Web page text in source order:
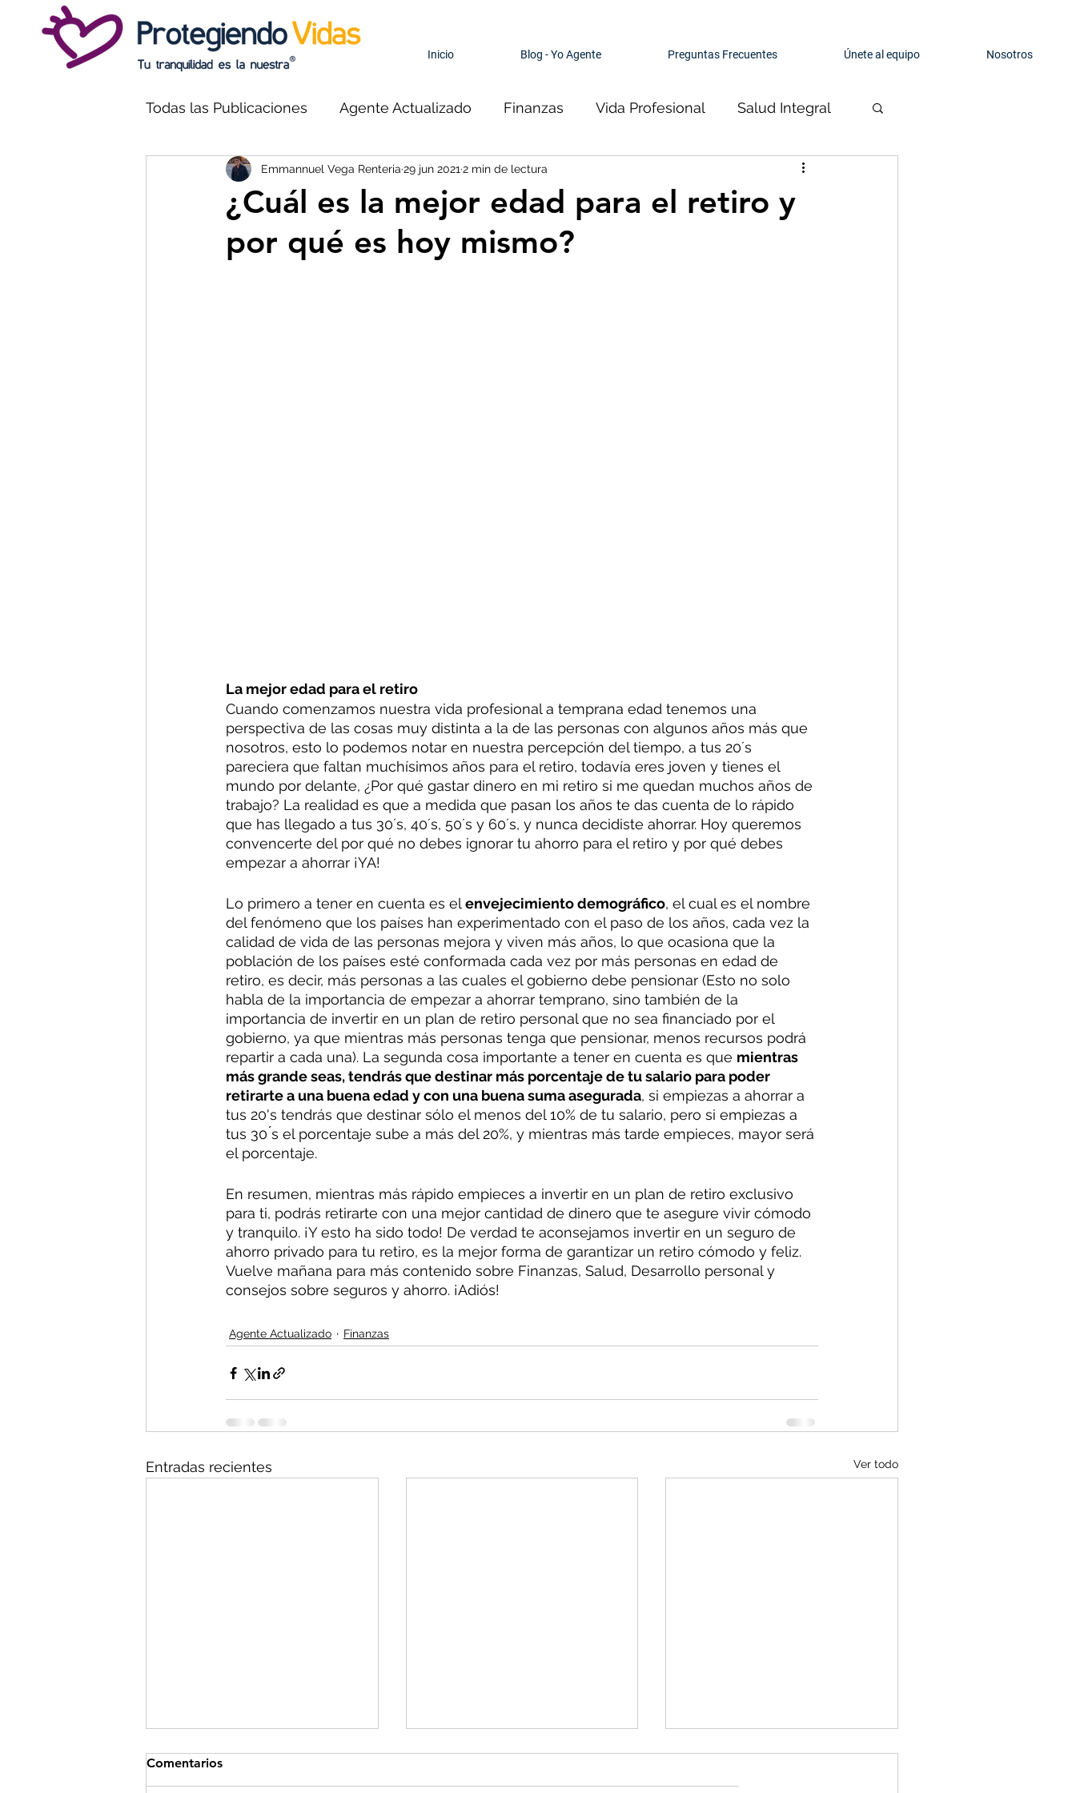
Inicio Blog - Yo Agente Preguntas Frecuentes Únete al equipo Nosotros
Todas las Publicaciones Agente Actualizado Finanzas Vida Profesional Salud Integral
Carisma y desarrollo Personal
¿Cuál es la mejor edad para el retiro y
por qué es hoy mismo?
Emmannuel Vega Renteria 29 jun 2021 2 min de lectura
La mejor edad para el retiro
Cuando comenzamos nuestra vida profesional a temprana edad tenemos una
perspectiva de las cosas muy distinta a la de las personas con algunos años más que
nosotros, esto lo podemos notar en nuestra percepción del tiempo, a tus 20´s
pareciera que faltan muchísimos años para el retiro, todavía eres joven y tienes el
mundo por delante, ¿Por qué gastar dinero en mi retiro si me quedan muchos años de
trabajo? La realidad es que a medida que pasan los años te das cuenta de lo rápido
que has llegado a tus 30´s, 40´s, 50´s y 60´s, y nunca decidiste ahorrar. Hoy queremos
convencerte del por qué no debes ignorar tu ahorro para el retiro y por qué debes
empezar a ahorrar ¡YA!
Lo primero a tener en cuenta es el envejecimiento demográfico, el cual es el nombre
del fenómeno que los países han experimentado con el paso de los años, cada vez la
calidad de vida de las personas mejora y viven más años, lo que ocasiona que la
población de los países esté conformada cada vez por más personas en edad de
retiro, es decir, más personas a las cuales el gobierno debe pensionar (Esto no solo
habla de la importancia de empezar a ahorrar temprano, sino también de la
importancia de invertir en un plan de retiro personal que no sea financiado por el
gobierno, ya que mientras más personas tenga que pensionar, menos recursos podrá
repartir a cada una). La segunda cosa importante a tener en cuenta es que mientras
más grande seas, tendrás que destinar más porcentaje de tu salario para poder
retirarte a una buena edad y con una buena suma asegurada, si empiezas a ahorrar a
tus 20's tendrás que destinar sólo el menos del 10% de tu salario, pero si empiezas a
tus 30 ́s el porcentaje sube a más del 20%, y mientras más tarde empieces, mayor será
el porcentaje.
En resumen, mientras más rápido empieces a invertir en un plan de retiro exclusivo
para ti, podrás retirarte con una mejor cantidad de dinero que te asegure vivir cómodo
y tranquilo. ¡Y esto ha sido todo! De verdad te aconsejamos invertir en un seguro de
ahorro privado para tu retiro, es la mejor forma de garantizar un retiro cómodo y feliz.
Vuelve mañana para más contenido sobre Finanzas, Salud, Desarrollo personal y
consejos sobre seguros y ahorro. ¡Adiós!
Agente Actualizado Finanzas
Entradas recientes Ver todo
Comentarios